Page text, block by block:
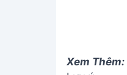
Xem Thêm: